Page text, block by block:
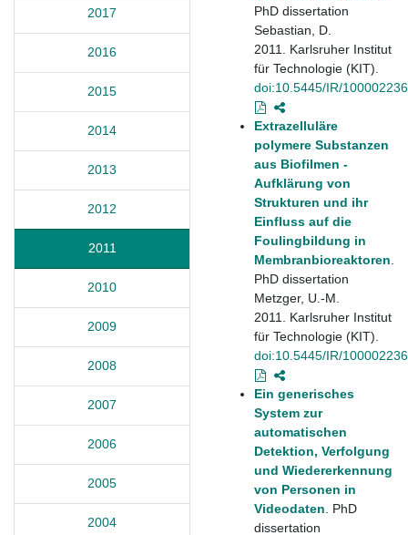
2017
2016
2015
2014
2013
2012
2011
2010
2009
2008
2007
2006
2005
2004
PhD dissertation
Sebastian, D.
2011. Karlsruher Institut
für Technologie (KIT).
doi:10.5445/IR/
Extrazelluläre
polymere Substanzen
aus Biofilmen -
Aufklärung von
Strukturen und ihr
Einfluss auf die
Foulingbildung in
Membranbioreaktoren
PhD dissertation
Metzger, U.-M.
2011. Karlsruher Institut
für Technologie (KIT).
doi:10.5445/IR/
Ein generisches
System zur
automatischen
Detektion, Verfolgung
und Wiedererkennung
von Personen in
Videodaten . PhD
dissertation